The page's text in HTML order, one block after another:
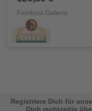
Feinkost-Galeria
Registriere Dich für
Dich rechtzeitig